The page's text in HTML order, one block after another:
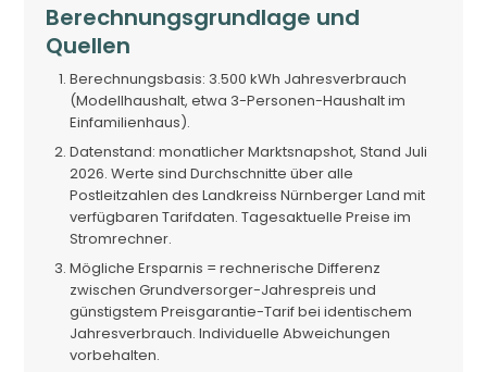
Berechnungsgrundlage und
Quellen
Berechnungsbasis: 3.500 kWh Jahresverbrauch
(Modellhaushalt, etwa 3-Personen-Haushalt im
Einfamilienhaus).
Datenstand: monatlicher Marktsnapshot, Stand Juli
2026. Werte sind Durchschnitte über alle
Postleitzahlen des Landkreiss Nürnberger Land mit
verfügbaren Tarifdaten. Tagesaktuelle Preise im
Stromrechner.
Mögliche Ersparnis = rechnerische Differenz
zwischen Grundversorger-Jahrespreis und
günstigstem Preisgarantie-Tarif bei identischem
Jahresverbrauch. Individuelle Abweichungen
vorbehalten.